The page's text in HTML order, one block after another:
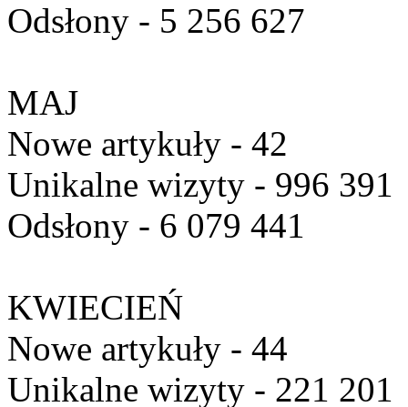
Odsłony - 5 256 627
MAJ
Nowe artykuły - 42
Unikalne wizyty - 996 391
Odsłony - 6 079 441
KWIECIEŃ
Nowe artykuły - 44
Unikalne wizyty - 221 201